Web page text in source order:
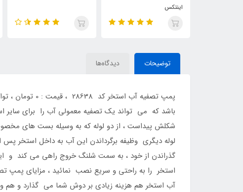
توضیحات دیدگاه‌ها
شکلش پیداست ، از دو لوله که به وسیله بست های
لوله دیگری وظیفه برگرداندن این آب به داخل استخر
گذراندن از خود ، به سمت شلنگ خروج راهی می کند و
استخر را به راحتی و سریع نصب نمائید ، مزایای پمپ
آب استخر هم هزینه زیادی بر دوش شما می گذارد و هم